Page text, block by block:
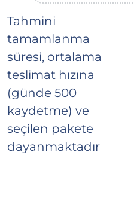
Tahmini
tamamlanma
süresi, ortalama
teslimat hızına
(günde 500
kaydetme) ve
seçilen pakete
dayanmaktadır